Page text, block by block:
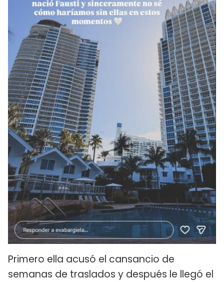
Primero ella acusó el cansancio de
semanas de traslados y después le llegó el